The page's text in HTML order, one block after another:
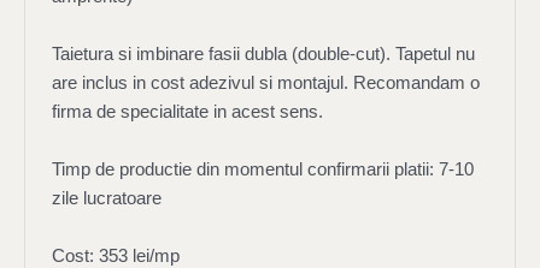
Taietura si imbinare fasii dubla (double-cut). Tapetul nu
are inclus in cost adezivul si montajul. Recomandam o
firma de specialitate in acest sens.
Timp de productie din momentul confirmarii platii: 7-10
zile lucratoare
Cost: 353 lei/mp